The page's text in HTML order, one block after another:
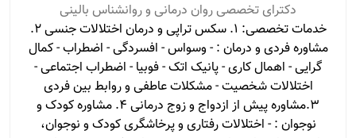
دکترای تخصصی روان درمانی و روانشناس بالینی
خدمات تخصصی: 1. سکس تراپی و درمان اختلالات جنسی 2.
مشاوره فردی و درمان : - وسواس - افسردگی - اضطراب - کمال
گرایی - اهمال کاری - پانیک اتک - فوبیا - اضطراب اجتماعی -
اختلالات شخصیت - مشکلات عاطفی و روابط بین فردی
3.مشاوره پیش از ازدواج و زوج درمانی 4. مشاوره کودک و
نوجوان : - اختلالات رفتاری و پرخاشگری کودک و نوجوان،